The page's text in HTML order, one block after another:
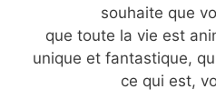
souhaite que
que toute la vie est
unique et fantastique,
ce qui est,